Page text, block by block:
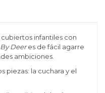
infantiles con
Deeres de fácil agarre
ambiciones.
piezas: la cuchara y el